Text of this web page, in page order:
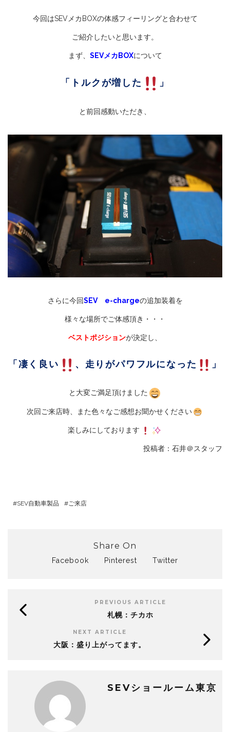
今回はSEVメカBOXの体感フィーリングと合わせて
ご紹介したいと思います。
まず、 SEVメカBOXについて
「トルクが増した 」
と前回感動いただき、
さらに今回SEV e-chargeの追加装着を
様々な場所でご体感頂き・・・
ベストポジションが決定し、
「凄く良い 、走りがパワフルになった 」
と大変ご満足頂けました
次回ご来店時、また色々なご感想お聞かせください
楽しみにしております
投稿者：石井＠スタッフ
SEV自動車製品 ご来店
Share On
Facebook Pinterest Twitter
PREVIOUS ARTICLE
札幌：チカホ
NEXT ARTICLE
大阪：盛り上がってます。
SEVショールーム東京